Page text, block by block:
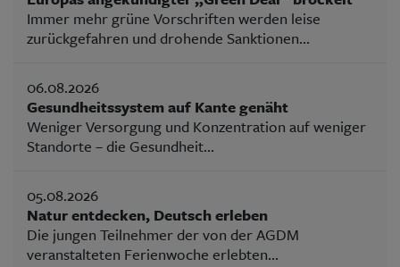
Immer mehr grüne Vorschriften werden leise
zurückgefahren und drohende Sanktionen...
06.08.2026
Gesundheitssystem auf Kante genäht
Weniger Versorgung und Konzentration auf weniger
Standorte – die Gesundheit...
05.08.2026
Natur entdecken, Deutsch erleben
Die jungen Teilnehmer der von der AGDM
veranstalteten Ferienwoche erlebten...